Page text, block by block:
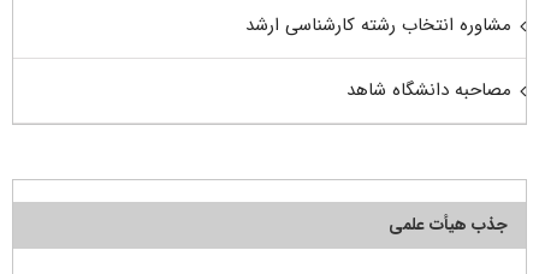
مشاوره انتخاب رشته کارشناسی ارشد
مصاحبه دانشگاه شاهد
جذب هیأت علمی